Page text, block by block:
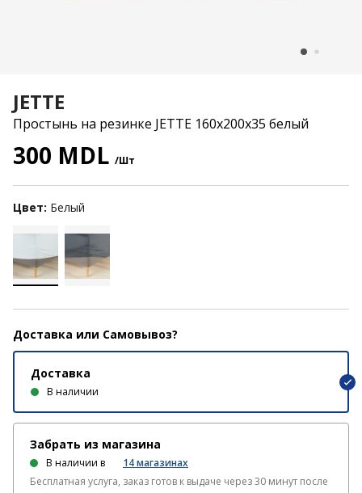
JETTE
Простынь на резинке JETTE 160x200x35 белый
300 MDL /Шт
Цвет: Белый
Доставка или Самовывоз?
Доставка
В наличии
Забрать из магазина
В наличии в 14магазинах
Бесплатная услуга, заказ готов к выдаче через 30 минут после